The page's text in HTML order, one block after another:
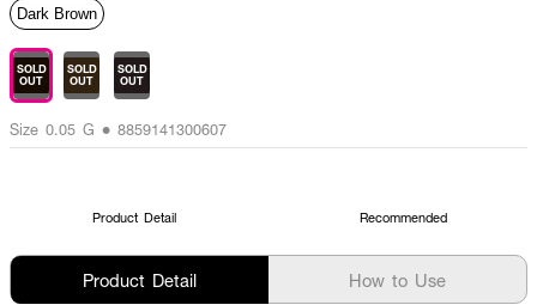
Dark Brown
SOLD
OUT
SOLD
OUT
SOLD
OUT
Size 0.05 G • 8859141300607
Product Detail Recommended
Product Detail How to Use